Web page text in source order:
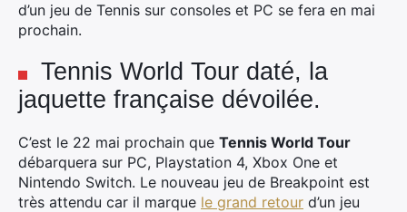
d’un jeu de Tennis sur consoles et PC se fera en mai
prochain.
Tennis World Tour daté, la
jaquette française dévoilée.
C’est le 22 mai prochain que Tennis World Tour
débarquera sur PC, Playstation 4, Xbox One et
Nintendo Switch. Le nouveau jeu de Breakpoint est
très attendu car il marque le grand retour d’un jeu